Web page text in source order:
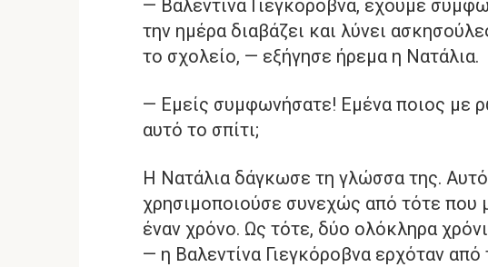
— Βαλεντίνα Γιεγκόροβνα, έχουμε
την ημέρα διαβάζει και λύνει
το σχολείο, — εξήγησε ήρεμα η Νατάλια.
— Εμείς συμφωνήσατε! Εμένα ποιος με
αυτό το σπίτι;
Η Νατάλια δάγκωσε τη γλώσσα της.
χρησιμοποιούσε συνεχώς από τότε που
έναν χρόνο. Ως τότε, δύο ολόκληρα
— η Βαλεντίνα Γιεγκόροβνα ερχόταν